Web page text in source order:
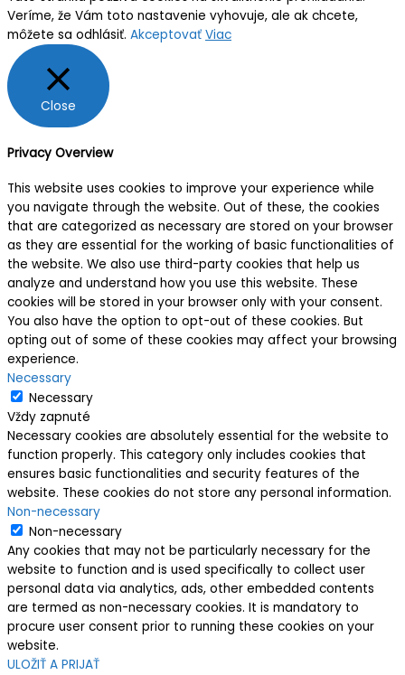
Veríme, že Vám toto nastavenie vyhovuje, ale ak chcete,
môžete sa odhlásiť. Akceptovať Viac
Close
Privacy Overview
This website uses cookies to improve your experience while
you navigate through the website. Out of these, the cookies
that are categorized as necessary are stored on your browser
as they are essential for the working of basic functionalities of
the website. We also use third-party cookies that help us
analyze and understand how you use this website. These
cookies will be stored in your browser only with your consent.
You also have the option to opt-out of these cookies. But
opting out of some of these cookies may affect your browsing
experience.
Necessary
Necessary
Vždy zapnuté
Necessary cookies are absolutely essential for the website to
function properly. This category only includes cookies that
ensures basic functionalities and security features of the
website. These cookies do not store any personal information.
Non-necessary
Non-necessary
Any cookies that may not be particularly necessary for the
website to function and is used specifically to collect user
personal data via analytics, ads, other embedded contents
are termed as non-necessary cookies. It is mandatory to
procure user consent prior to running these cookies on your
website.
ULOŽIŤ A PRIJAŤ